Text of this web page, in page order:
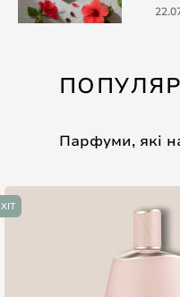
Парфуми, які
ХІТ